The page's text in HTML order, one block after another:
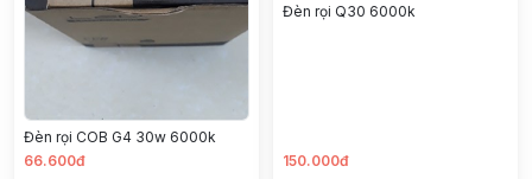
Đèn rọi COB G4 30w 6000k
66.600đ
Đèn rọi Q30 6000k
150.000đ